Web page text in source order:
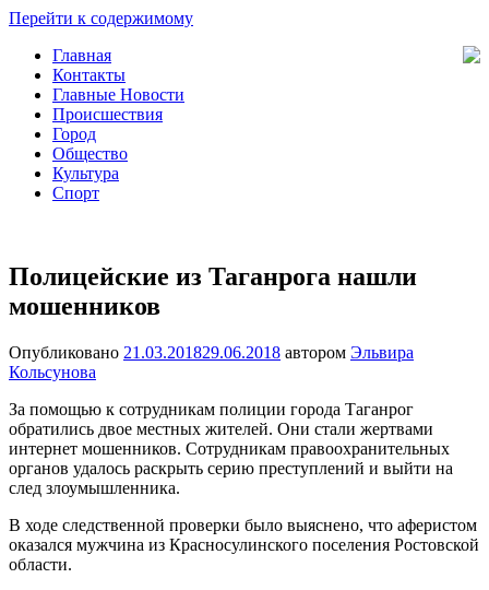
Перейти к содержимому
Новости
Таганрога
Общество,
Происшествия,
Спорт,
Новости
Города
Главная
Контакты
Главные Новости
Происшествия
Город
Общество
Культура
Спорт
Полицейские из Таганрога нашли
мошенников
Опубликовано 21.03.201829.06.2018 автором Эльвира
Кольсунова
За помощью к сотрудникам полиции города Таганрог
обратились двое местных жителей. Они стали жертвами
интернет мошенников. Сотрудникам правоохранительных
органов удалось раскрыть серию преступлений и выйти на
след злоумышленника.
В ходе следственной проверки было выяснено, что аферистом
оказался мужчина из Красносулинского поселения Ростовской
области.